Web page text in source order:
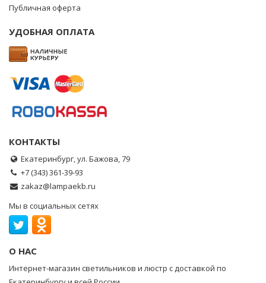
Публичная оферта
УДОБНАЯ ОПЛАТА
КОНТАКТЫ
Екатеринбург, ул. Бажова, 79
+7 (343) 361-39-93
zakaz@lampaekb.ru
Мы в социальных сетях
О НАС
Интернет-магазин светильников и люстр с доставкой по